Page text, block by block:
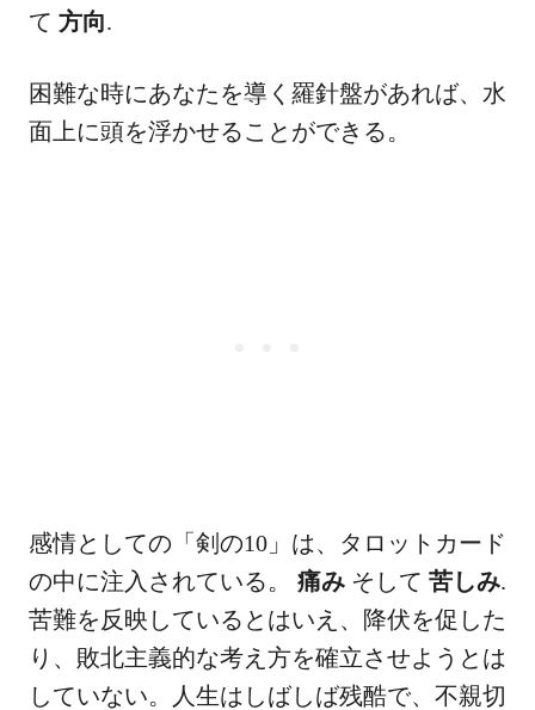
て 方向.
困難な時にあなたを導く羅針盤があれば、水
面上に頭を浮かせることができる。
感情としての「剣の10」は、タロットカード
の中に注入されている。 痛み そして 苦しみ.
苦難を反映しているとはいえ、降伏を促した
り、敗北主義的な考え方を確立させようとは
していない。人生はしばしば残酷で、不親切